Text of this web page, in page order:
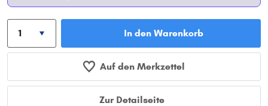
In den Warenkorb
Auf den Merkzettel
Zur Detailseite